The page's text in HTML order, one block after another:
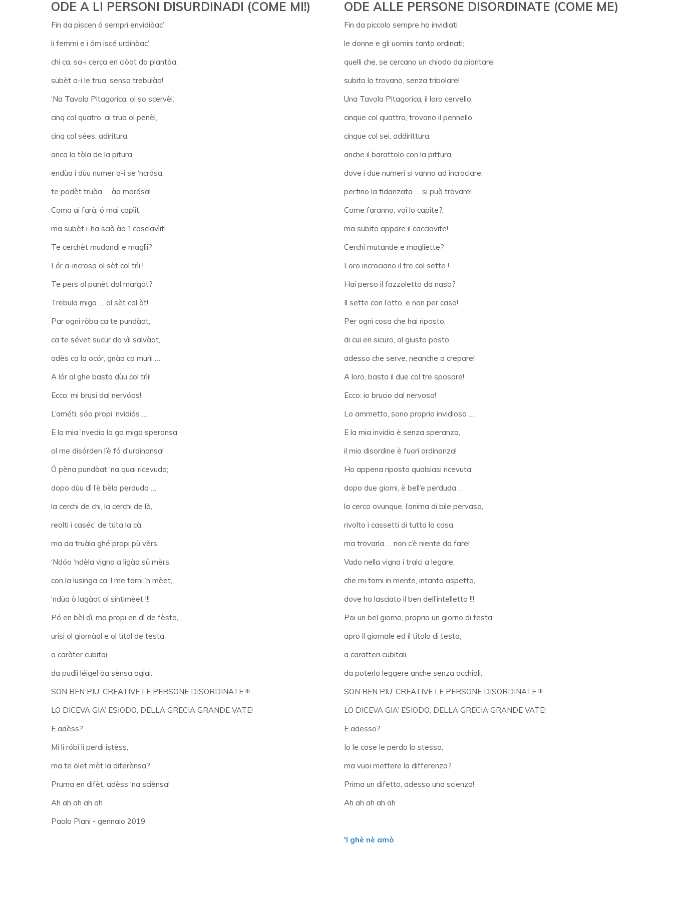
ODE A LI PERSONI DISURDINADI (COME MI!)
Fin da pìscen ó sempri envidiàac’
li femmi e i óm iscé urdinàac’;
chi ca, sa-i cerca en ciòot da piantàa,
subèt a-i le trua, sensa trebulàa!
‘Na Tavola Pitagorica, ol so scervèl:
cinq col quatro, ai trua ol penèl,
cinq col sées, adiritura,
anca la tòla de la pitura,
endùa i dùu numer a-i se ‘ncrósa,
te podèt truàa … àa morósa!
Coma ai farà, ó mai capìit,
ma subèt i-ha scià àa ‘l casciavìit!
Te cerchèt mudandi e maglìi?
Lór a-incrosa ol sèt col trìi !
Te pers ol panèt dal margòt?
Trebula miga … ol sèt col òt!
Par ogni ròba ca te pundàat,
ca te sévet sucür da vìi salvàat,
adès ca la ocór, gnàa ca murìi …
A lór al ghe basta dùu col trìi!
Ecco: mi brusi dal nervóos!
L’améti, sóo propi ‘nvidiós …
E la mia ‘nvedia la ga miga speransa,
ol me disórden l’è fó d’urdinansa!
Ó pèna pundàat ‘na quai ricevuda;
dopo dùu dì l’è bèla perduda …
la cerchi de chi, la cerchi de là,
reolti i caséc’ de tüta la cà,
ma da truàla ghé propi pù vèrs …
‘Ndóo ‘ndèla vigna a ligàa sǜ mèrs,
con la lusinga ca ‘l me torni ‘n mèet,
‘ndùa ò lagàat ol sintimèet !!!
Pó en bèl dì, ma propi en dì de fèsta,
urisi ol giornàal e ol tìtol de tèsta,
a caràter cubitai,
da pudìi léigel àa sènsa ogiai:
SON BEN PIU’ CREATIVE LE PERSONE DISORDINATE !!!
LO DICEVA GIA’ ESIODO, DELLA GRECIA GRANDE VATE!
E adèss?
Mi li róbi li perdi istèss,
ma te ölet mèt la diferènsa?
Pruma en difèt, adèss ‘na sciènsa!
Ah ah ah ah ah
Paolo Piani - gennaio 2019
ODE ALLE PERSONE DISORDINATE (COME ME)
Fin da piccolo sempre ho invidiati
le donne e gli uomini tanto ordinati;
quelli che, se cercano un chiodo da piantare,
subito lo trovano, senza tribolare!
Una Tavola Pitagorica, il loro cervello:
cinque col quattro, trovano il pennello,
cinque col sei, addirittura,
anche il barattolo con la pittura,
dove i due numeri si vanno ad incrociare,
perfino la fidanzata … si può trovare!
Come faranno, voi lo capite?,
ma subito appare il cacciavite!
Cerchi mutande e magliette?
Loro incrociano il tre col sette !
Hai perso il fazzoletto da naso?
Il sette con l’otto, e non per caso!
Per ogni cosa che hai riposto,
di cui eri sicuro, al giusto posto,
adesso che serve, neanche a crepare!
A loro, basta il due col tre sposare!
Ecco: io brucio dal nervoso!
Lo ammetto, sono proprio invidioso …
E la mia invidia è senza speranza,
il mio disordine è fuori ordinanza!
Ho appena riposto qualsiasi ricevuta;
dopo due giorni, è bell’e perduda …
la cerco ovunque, l’anima di bile pervasa,
rivolto i cassetti di tutta la casa,
ma trovarla … non c’è niente da fare!
Vado nella vigna i tralci a legare,
che mi torni in mente, intanto aspetto,
dove ho lasciato il ben dell’intelletto !!!
Poi un bel giorno, proprio un giorno di festa,
apro il giornale ed il titolo di testa,
a caratteri cubitali,
da poterlo leggere anche senza occhiali:
SON BEN PIU’ CREATIVE LE PERSONE DISORDINATE !!!
LO DICEVA GIA’ ESIODO, DELLA GRECIA GRANDE VATE!
E adesso?
Io le cose le perdo lo stesso,
ma vuoi mettere la differenza?
Prima un difetto, adesso una scienza!
Ah ah ah ah ah
'l ghè nè amò